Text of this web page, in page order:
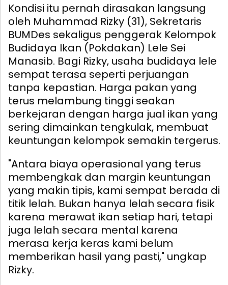
Kondisi itu pernah dirasakan langsung
oleh Muhammad Rizky (31), Sekretaris
BUMDes sekaligus penggerak Kelompok
Budidaya Ikan (Pokdakan) Lele Sei
Manasib. Bagi Rizky, usaha budidaya lele
sempat terasa seperti perjuangan
tanpa kepastian. Harga pakan yang
terus melambung tinggi seakan
berkejaran dengan harga jual ikan yang
sering dimainkan tengkulak, membuat
keuntungan kelompok semakin tergerus.
"Antara biaya operasional yang terus
membengkak dan margin keuntungan
yang makin tipis, kami sempat berada di
titik lelah. Bukan hanya lelah secara fisik
karena merawat ikan setiap hari, tetapi
juga lelah secara mental karena
merasa kerja keras kami belum
memberikan hasil yang pasti," ungkap
Rizky.